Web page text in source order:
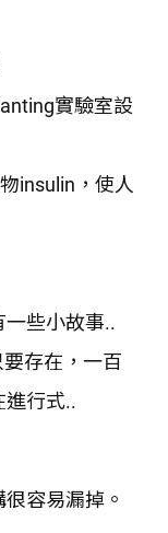
實驗室設
insulin，使人
些小故事..
要存在，一百
進行式..
容易漏掉。